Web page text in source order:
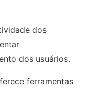
dos
dos usuários.
ferramentas